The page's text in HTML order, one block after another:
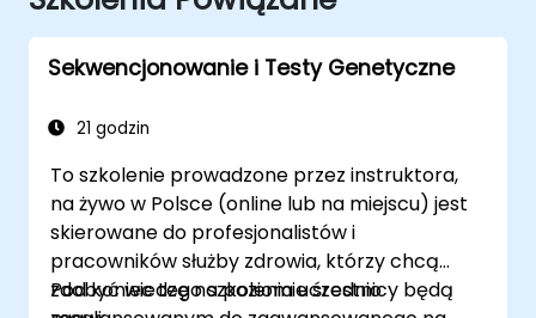
Sekwencjonowanie i Testy Genetyczne
21 godzin
To szkolenie prowadzone przez instruktora,
na żywo w Polsce (online lub na miejscu) jest
skierowane do profesjonalistów i
pracowników służby zdrowia, którzy chcą
zdobyć wiedzę na poziomie średnio
Pod koniec tego szkolenia uczestnicy będą